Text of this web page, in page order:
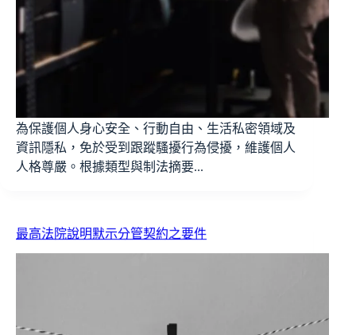
為保護個人身心安全、行動自由、生活私密領域及
資訊隱私，免於受到跟蹤騷擾行為侵擾，維護個人
人格尊嚴。根據類型與制法摘要...
最高法院說明默示分管契約之要件